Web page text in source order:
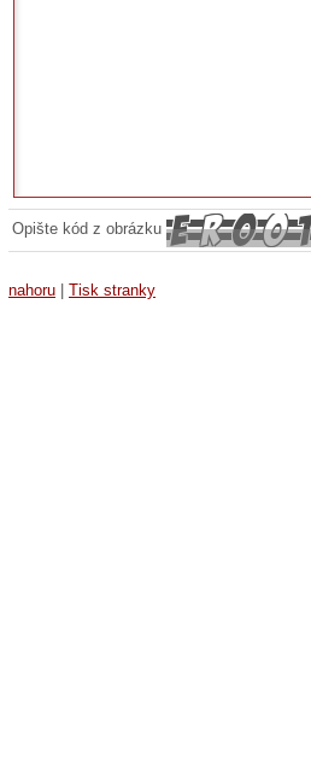
Opište kód z obrázku
nahoru Tisk stranky